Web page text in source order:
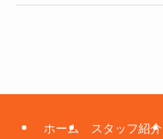
ホーム スタッフ紹介